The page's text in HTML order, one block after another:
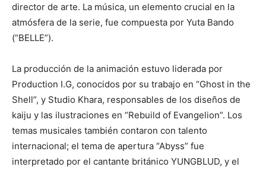
director de arte. La música, un elemento crucial en la
atmósfera de la serie, fue compuesta por Yuta Bando
(“BELLE”).
La producción de la animación estuvo liderada por
Production I.G, conocidos por su trabajo en “Ghost in the
Shell”, y Studio Khara, responsables de los diseños de
kaiju y las ilustraciones en “Rebuild of Evangelion”. Los
temas musicales también contaron con talento
internacional; el tema de apertura “Abyss” fue
interpretado por el cantante británico YUNGBLUD, y el